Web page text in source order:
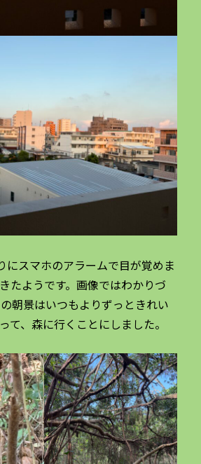
にスマホのアラームで目が覚めま
たようです。画像ではわかりづ
朝景はいつもよりずっときれい
て、森に行くことにしました。